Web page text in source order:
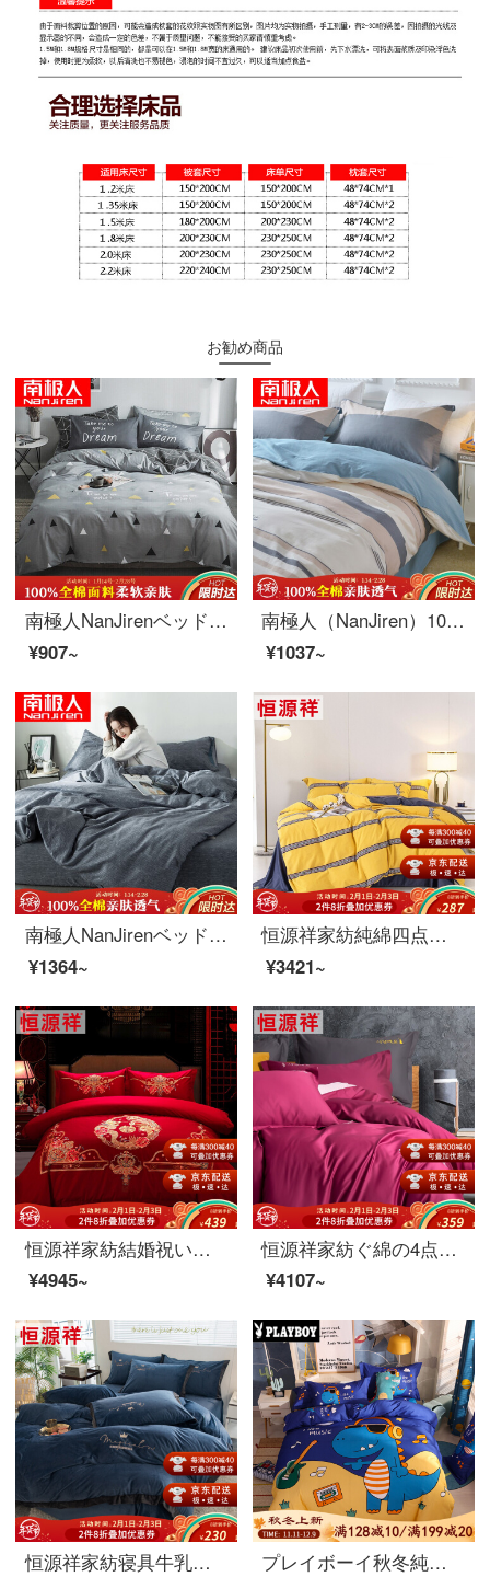
お勧め商品
南極人NanJirenベッドの上に、純綿の夢サラティ1.5/1.8メートルのベッドの布団カバー200*230 cmの綿100%のシーツ布団カバー布団セット
¥907~
南極人（NanJiren）100%綿四点セットの純綿二重布団セット200*230 cm枕カバーシーツベッド用品1.5/1.8メートルベッド都市ファッション
¥1037~
南極人NanJirenベッドの上に純綿のエーゲ海1.5/1.8メートルのベッドの布団カバー200*230 cmの綿100%の用品の結婚祝いのシーツ布団布団カバーベッドセット
¥1364~
恒源祥家紡純綿四点セット柔軟で快適なカバーシーツ枕カバー1.5 m/1.8ベッド用品セット迷森-黄1.8 mベッド/布団カバー220*240 cm
¥3421~
恒源祥家紡結婚祝いの四点セットの真っ赤な綿の刺繍シーツ布団カバー1.5メートル/1.8メートルの結婚ベッド用品竜鳳団欒-赤い1.5メートルのベッド/布団カバー200*230 cm
¥4945~
恒源祥家紡ぐ綿の4点セット60点布団カバーシーツ4点セット1.5/1.8メートルダブルベッド綿セットの雰囲気赤1.8メートルベッド/布団セット220*240 cm
¥4107~
恒源祥家紡寝具牛乳絨四点セット厚い保温単ペア刺繍シーツ布団カバー枕カバー暖かい絨毯刺繍-紺1.5メートルベッド/布団カバー200*230 cm
プレイボーイ秋冬純綿子供冬の毛磨き純綿4点セット漫画男の子と女の子のシーツ布団カバーカバーカバーシングルベッド用品3点セット風恐竜1.5 mベッドカバー4点セット